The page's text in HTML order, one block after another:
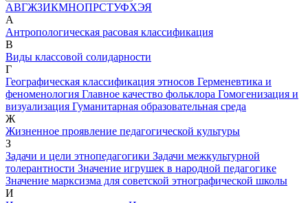
АВГЖЗИКМНОПРСТУФХЭЯ
А
Антропологическая расовая классификация
В
Виды классовой солидарности
Г
Географическая классификация этносов Герменевтика и
феноменология Главное качество фольклора Гомогенизация и
визуализация Гуманитарная образовательная среда
Ж
Жизненное проявление педагогической культуры
З
Задачи и цели этнопедагогики Задачи межкультурной
толерантности Значение игрушек в народной педагогике
Значение марксизма для советской этнографической школы
И